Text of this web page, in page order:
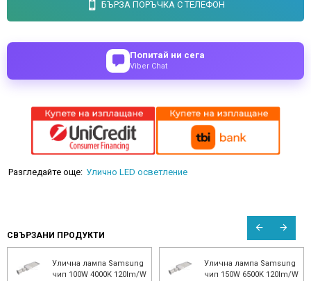
БЪРЗА ПОРЪЧКА С ТЕЛЕФОН
Попитай ни сега
Viber Chat
Разгледайте още: Улично LED осветление
СВЪРЗАНИ ПРОДУКТИ
Улична лампа Samsung
чип 100W 4000K 120lm/W
Улична лампа Samsung
чип 150W 6500K 120lm/W